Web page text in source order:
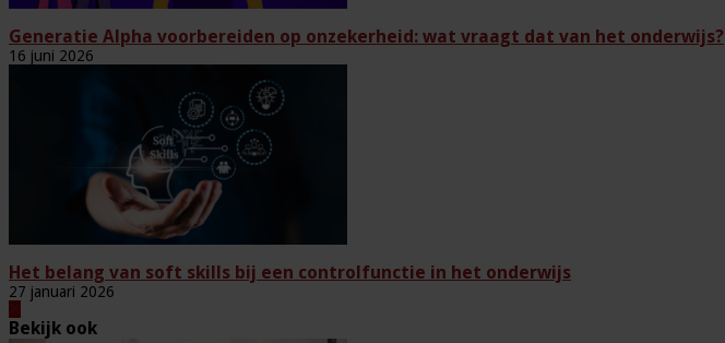
Generatie Alpha voorbereiden op onzekerheid: wat vraagt dat van het onderwijs?
16 juni 2026
Het belang van soft skills bij een controlfunctie in het onderwijs
27 januari 2026
Bekijk ook